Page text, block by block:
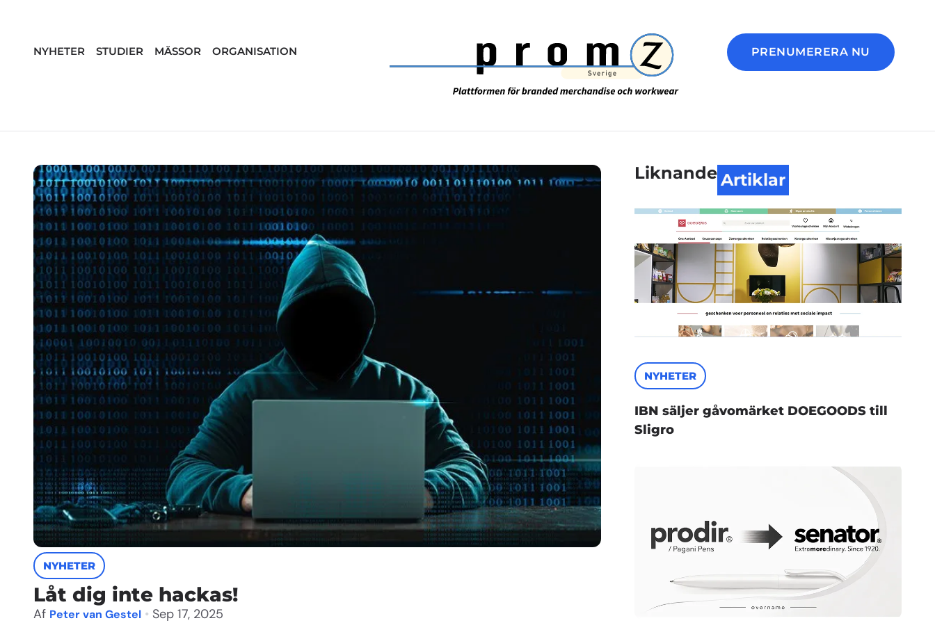
NYHETER STUDIER MÄSSOR ORGANISATION PRENUMERERA NU
NYHETER
Låt dig inte hackas!
Af Peter van Gestel • Sep 17, 2025
LiknandeArtiklar
NYHETER
IBN säljer gåvomärket DOEGOODS till
Sligro